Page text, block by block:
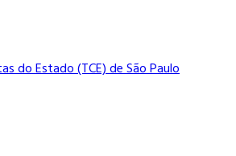
do Estado (TCE) de São Paulo